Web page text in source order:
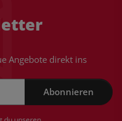
Angebote direkt ins
Abonnieren
du unseren